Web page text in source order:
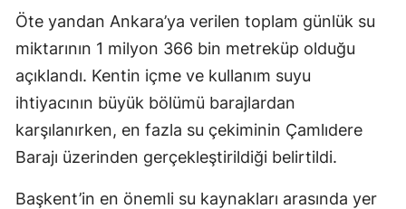
Öte yandan Ankara’ya verilen toplam günlük su
miktarının 1 milyon 366 bin metreküp olduğu
açıklandı. Kentin içme ve kullanım suyu
ihtiyacının büyük bölümü barajlardan
karşılanırken, en fazla su çekiminin Çamlıdere
Barajı üzerinden gerçekleştirildiği belirtildi.
Başkent’in en önemli su kaynakları arasında yer